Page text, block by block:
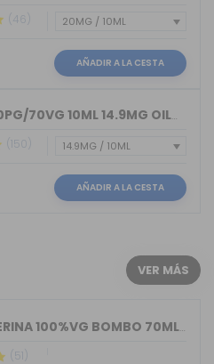
(46)
AÑADIR A LA CESTA
NICOKIT 30PG/70VG 10ML 14.9MG OIL4VAP
(150)
AÑADIR A LA CESTA
VER MÁS
BASE GLICERINA 100%VG BOMBO 70ML (BOT...
(51)